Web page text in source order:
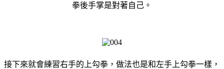
拳後手掌是對著自己。
接下來就會練習右手的上勾拳，做法也是和左手上勾拳一樣，